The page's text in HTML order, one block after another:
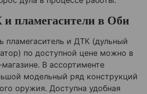
пламегасители в Оби
пламегаситель и ДТК (дульный
по доступной цене можно в
В ассортименте
модельный ряд конструкций
оружия. Доступна удобная